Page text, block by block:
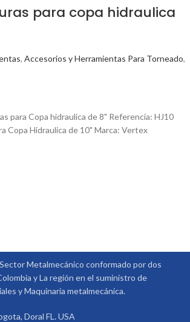
para copa hidraulica
, Accesorios y Herramientas Para Torneado,
para Copa hidraulica de 8" Referencia: HJ10
Copa Hidraulica de 10" Marca: Vertex
Metalmecánico conformado por dos
y La región en el suministro de
y Maquinaria metalmecánica.
Doral FL. USA